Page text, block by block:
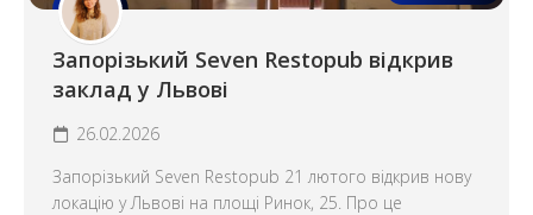
Запорізький Seven Restopub відкрив
заклад у Львові
26.02.2026
Запорізький Seven Restopub 21 лютого відкрив нову
локацію у Львові на площі Ринок, 25. Про це